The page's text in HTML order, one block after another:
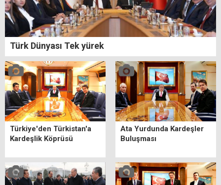
Türk Dünyası Tek yürek
Türkiye'den Türkistan'a
Kardeşlik Köprüsü
Ata Yurdunda Kardeşler
Buluşması